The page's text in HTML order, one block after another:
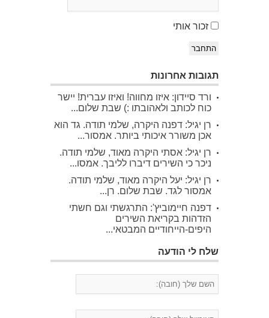
זכור אותי
התחבר
תגובות אחרונות
ורד סיידון: איזו מחווה! ואיזו עברית! יישר
כוח לכותב ולאהובתו :) שבת שלום...
רן יגיל: דפנה היקרה, שלמי תודה. גד הוא
אכן משורר איכותי ביותר. אמסור...
רן יגיל: אסתי היקרה מאוד, שלמי תודה.
ניכר כי השירים דיברו לליבך. אמסו...
רן יגיל: יעל היקרה מאוד, שלמי תודה.
אמסור לגד. שבת שלום. רן...
דפנה חיימוביץ': התרגשתי וגם חשתי
הזדהות בקריאת השירים
היפים-הייחודיים המבטאי...
שלח לי הודעה